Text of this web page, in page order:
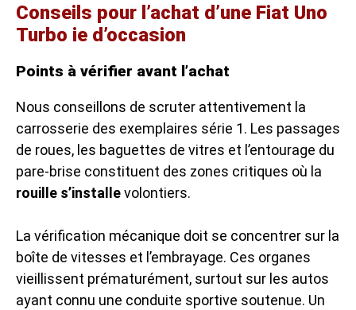
Conseils pour l’achat d’une Fiat Uno
Turbo ie d’occasion
Points à vérifier avant l’achat
Nous conseillons de scruter attentivement la
carrosserie des exemplaires série 1. Les passages
de roues, les baguettes de vitres et l’entourage du
pare-brise constituent des zones critiques où la
rouille s’installevolontiers.
La vérification mécanique doit se concentrer sur la
boîte de vitesses et l’embrayage. Ces organes
vieillissent prématurément, surtout sur les autos
ayant connu une conduite sportive soutenue. Un